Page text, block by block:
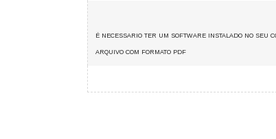
É NECESSARIO TER UM SOFTWARE INSTALADO NO SEU
ARQUIVO COM FORMATO PDF